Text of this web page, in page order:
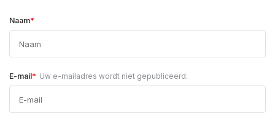
Naam*
E-mail* Uw e-mailadres wordt niet gepubliceerd.